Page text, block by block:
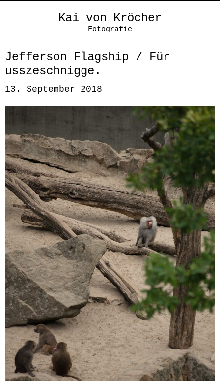
Kai von Kröcher
Fotografie
Jefferson Flagship / Für
usszeschnigge.
13. September 2018